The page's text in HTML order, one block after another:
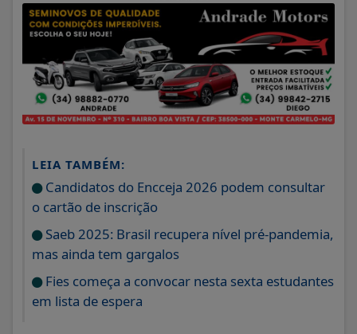
LEIA TAMBÉM:
Candidatos do Encceja 2026 podem consultar
o cartão de inscrição
Saeb 2025: Brasil recupera nível pré-pandemia,
mas ainda tem gargalos
Fies começa a convocar nesta sexta estudantes
em lista de espera